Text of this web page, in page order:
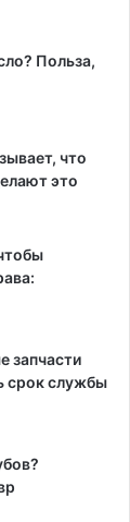
Польза,
что
это
запчасти
срок службы